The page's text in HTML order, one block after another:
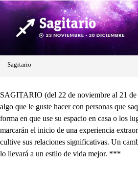
Sagitario
SAGITARIO (del 22 de noviembre al 21
algo que le guste hacer con personas que
forma en que use su espacio en casa o los
marcarán el inicio de una experiencia
cultive sus relaciones significativas. Un
lo llevará a un estilo de vida mejor. ***